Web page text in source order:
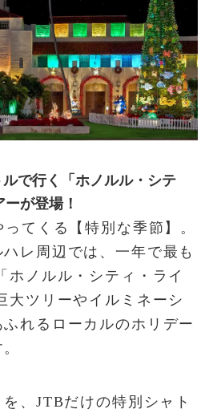
で行く「ホノルル・シテ
が登場！
てくる【特別な季節】。
レ周辺では、一年で最も
ホノルル・シティ・ライ
大ツリーやイルミネーシ
れるローカルのホリデー
、JTBだけの特別シャト